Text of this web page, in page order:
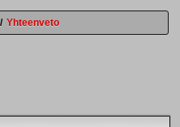
/ Yhteenveto